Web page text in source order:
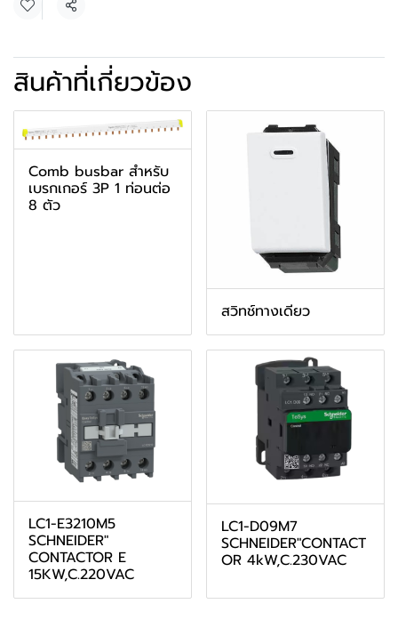
แชร์
สินค้าที่เกี่ยวข้อง
Comb busbar สำหรับ
เบรกเกอร์ 3P 1 ท่อนต่อ
8 ตัว
สวิทช์ทางเดียว
LC1-E3210M5
SCHNEIDER"
CONTACTOR E
15KW,C.220VAC
LC1-D09M7
SCHNEIDER"CONTACT
OR 4kW,C.230VAC